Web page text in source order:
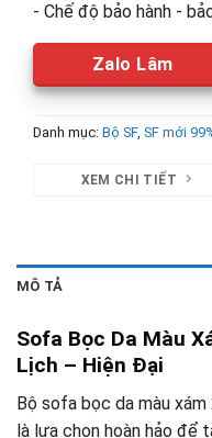
- Chế độ bảo hành -
Zalo Lâm
Danh mục: Bộ SF, SF mới
XEM CHI TIẾT
MÔ TẢ
Sofa Bọc Da Màu
Lịch – Hiện Đại
Bộ sofa bọc da màu
là lựa chọn hoàn hảo để